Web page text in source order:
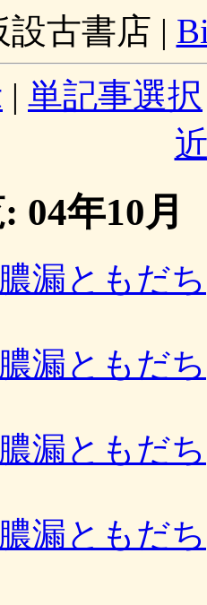
設古書店 |
| 単記事選択
04年10月
膿漏ともだち
漏ともだち
漏ともだち
漏ともだち